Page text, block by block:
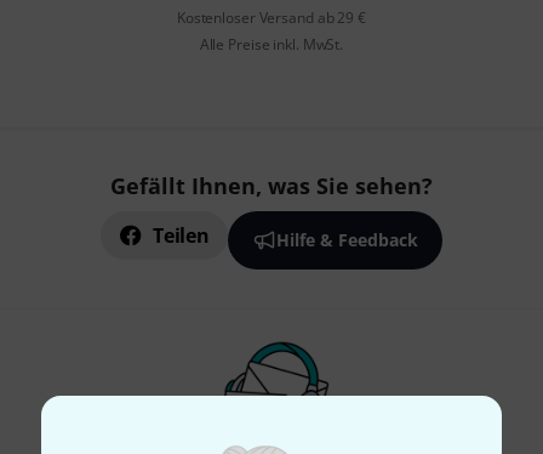
Kostenloser Versand ab 29 €
Alle Preise inkl. MwSt.
Gefällt Ihnen, was Sie sehen?
Teilen Hilfe & Feedback